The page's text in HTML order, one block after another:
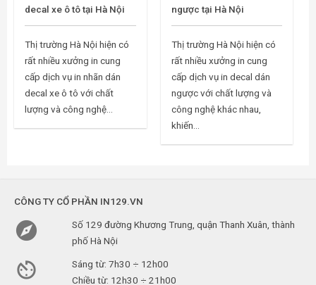
decal xe ô tô tại Hà Nội
Thị trường Hà Nội hiện có
rất nhiều xưởng in cung
cấp dịch vụ in nhãn dán
decal xe ô tô với chất
lượng và công nghệ...
ngược tại Hà Nội
Thị trường Hà Nội hiện có
rất nhiều xưởng in cung
cấp dịch vụ in decal dán
ngược với chất lượng và
công nghệ khác nhau,
khiến...
CÔNG TY CỔ PHẦN IN129.VN

Số 129 đường Khương Trung, quận Thanh Xuân, thành
phố Hà Nội

Sáng từ: 7h30 ÷ 12h00
Chiều từ: 12h30 ÷ 21h00